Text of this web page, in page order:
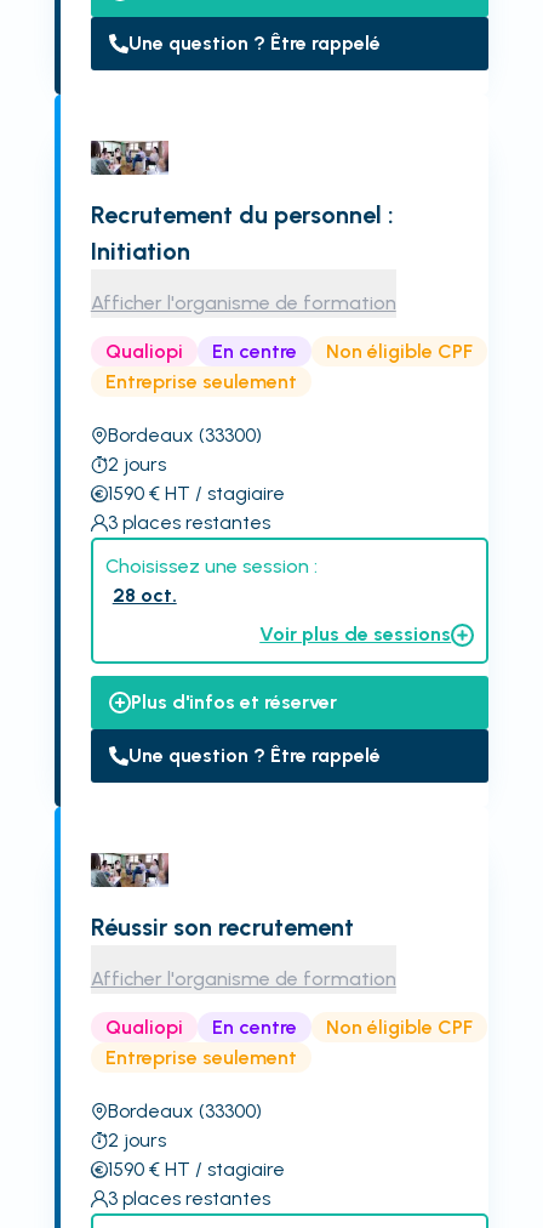
Une question ? Être rappelé
Recrutement du personnel :
Initiation
Afficher l'organisme de formation
Qualiopi En centre
Non éligible CPF
Entreprise seulement
Bordeaux (33300)
2 jours
1590€ HT / stagiaire
3 places restantes
Choisissez une session :
28 oct.
Voir plus de sessions
Plus d'infos et réserver
Une question ? Être rappelé
Réussir son recrutement
Afficher l'organisme de formation
Qualiopi En centre
Non éligible CPF
Entreprise seulement
Bordeaux (33300)
2 jours
1590€ HT / stagiaire
3 places restantes